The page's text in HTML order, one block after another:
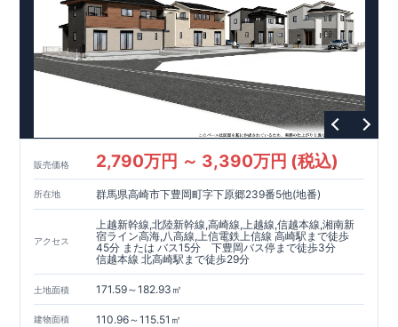
販売価格 2,790万円 ～ 3,390万円 (税込)
所在地 群馬県高崎市下豊岡町字下原郷239番5他(地番)
アクセス
上越新幹線,北陸新幹線,高崎線,上越線,信越本線,湘南新
宿ライン高海,八高線,上信電鉄上信線 高崎駅まで徒歩
45分 または バス15分 下豊岡バス停まで徒歩3分
信越本線 北高崎駅まで徒歩29分
土地面積 171.59～182.93㎡
建物面積 110.96～115.51㎡